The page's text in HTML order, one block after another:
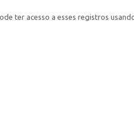
ter acesso a esses registros